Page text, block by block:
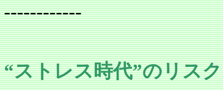
------------
“ストレス時代”のリス